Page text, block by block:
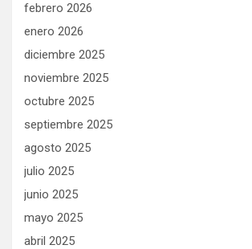
febrero 2026
enero 2026
diciembre 2025
noviembre 2025
octubre 2025
septiembre 2025
agosto 2025
julio 2025
junio 2025
mayo 2025
abril 2025